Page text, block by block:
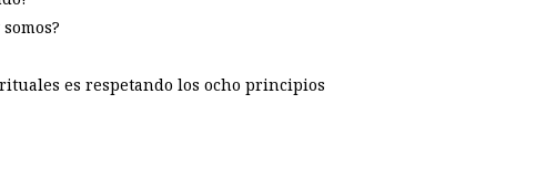
es respetando los ocho principios